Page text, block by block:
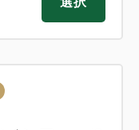
の天然温泉を引い
時をお過ごしくだ